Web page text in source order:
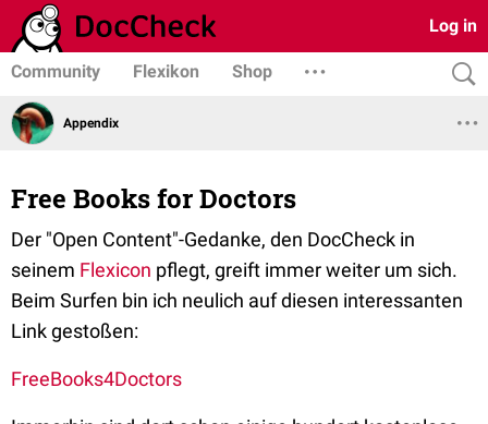
Log in
Community Flexikon Shop
Appendix
Free Books for Doctors
Der "Open Content"-Gedanke, den DocCheck in
seinem Flexicon pflegt, greift immer weiter um sich.
Beim Surfen bin ich neulich auf diesen interessanten
Link gestoßen:
FreeBooks4Doctors